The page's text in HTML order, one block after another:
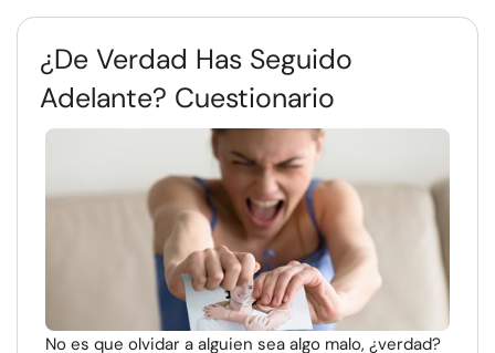
¿De Verdad Has Seguido
Adelante? Cuestionario
No es que olvidar a alguien sea algo malo, ¿verdad?